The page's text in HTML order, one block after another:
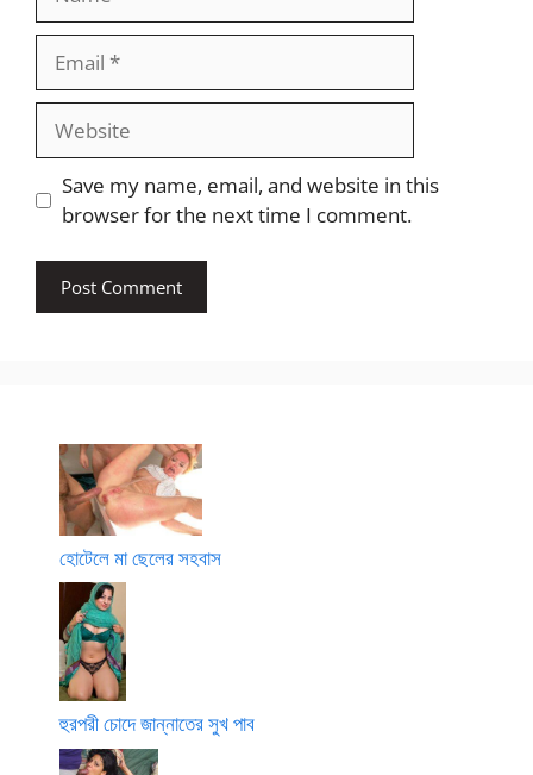
Website
Save my name, email, and website in this
browser for the next time I comment.
হোটেলে মা ছেলের সহবাস
হুরপরী চোদে জান্নাতের সুখ পাব